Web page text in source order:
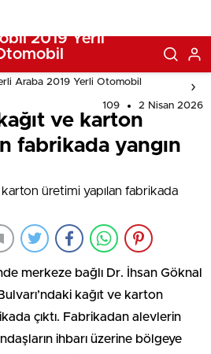
Araba 2019 Yerli Otomobil
109 2 Nisan 2026
ve karton
fabrikada yangın
merkeze bağlı Dr. İhsan Göknal
kağıt ve karton
çıktı. Fabrikadan alevlerin
ihbarı üzerine bölgeye